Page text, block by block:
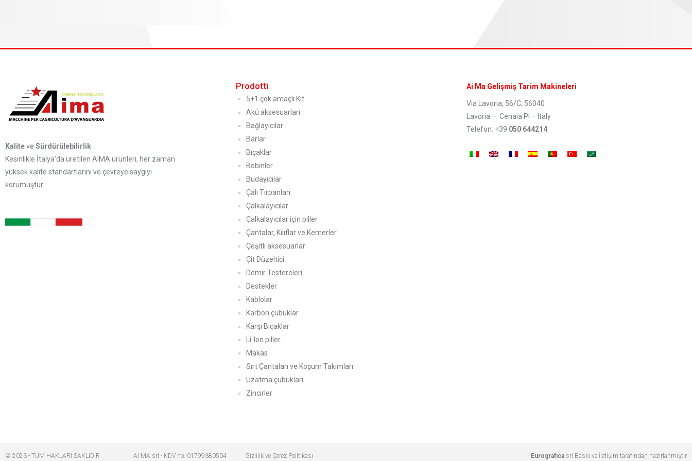
Kaliteve Sürdürülebilirlik
Kesinlikle İtalya’da üretilen AIMA ürünleri, her zaman
yüksek kalite standartlarını ve çevreye saygıyı
korumuştur.
Prodotti
5+1 çok amaçlı Kit
Akü aksesuarları
Bağlayıcılar
Barlar
Bıçaklar
Bobinler
Budayıcılar
Çalı Tırpanları
Çalkalayıcılar
Çalkalayıcılar için piller
Çantalar, Kılıflar ve Kemerler
Çeşitli aksesuarlar
Çit Düzeltici
Demir Testereleri
Destekler
Kablolar
Karbon çubuklar
Karşı Bıçaklar
Li-Ion piller
Makas
Sırt Çantaları ve Koşum Takımları
Uzatma çubukları
Zincirler
Ai. Ma Gelişmiş Tarim Makineleri
Via Lavoria, 56/C, 56040
Lavoria – Cenaia PI – Italy
Telefon: +39 050 644214
© 2023 - TÜM HAKLARI SAKLIDIR AI.MA srl - KDV no. 01799380504 Gizlilik ve Çerez Politikası Eurografica srl Baskı ve İletişim tarafından hazırlanmıştır